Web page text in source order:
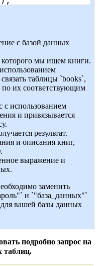
с базой данных
которого мы ищем книги.
таблицы `books`,
по их соответствующим
с использованием
и привязывается
результат.
и описания книг,
выражение и
заменить
и `"база_данных"`
вашей базы данных
подробно запрос на
таблиц.